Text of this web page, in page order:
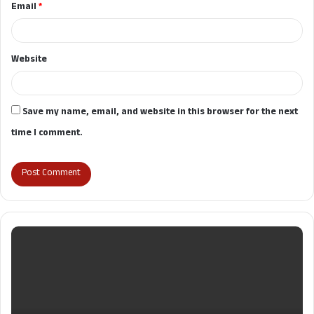
Email*
Website
Save my name, email, and website in this browser for the next
time I comment.